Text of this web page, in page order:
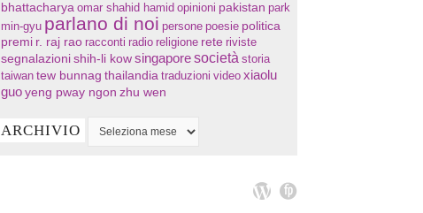
bhattacharya omar shahid hamid opinioni pakistan park
min-gyu parlano di noi persone poesie politica
premi r. raj rao racconti radio religione rete riviste
segnalazioni shih-li kow singaporesocietà storia
taiwan tew bunnag thailandia traduzioni video xiaolu
guoyeng pway ngon zhu wen
ARCHIVIO